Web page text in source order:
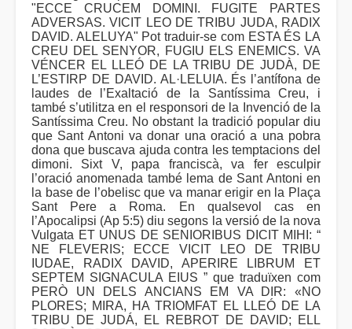
"ECCE CRUCEM DOMINI. FUGITE PARTES
ADVERSAS. VICIT LEO DE TRIBU JUDA, RADIX
DAVID. ALELUYA" Pot traduir-se com ESTA ÉS LA
CREU DEL SENYOR, FUGIU ELS ENEMICS. VA
VÉNCER EL LLEÓ DE LA TRIBU DE JUDÀ, DE
L’ESTIRP DE DAVID. AL·LELUIA. És l’antífona de
laudes de l’Exaltació de la Santíssima Creu, i
també s’utilitza en el responsori de la Invenció de la
Santíssima Creu. No obstant la tradició popular diu
que Sant Antoni va donar una oració a una pobra
dona que buscava ajuda contra les temptacions del
dimoni. Sixt V, papa franciscà, va fer esculpir
l’oració anomenada també lema de Sant Antoni en
la base de l’obelisc que va manar erigir en la Plaça
Sant Pere a Roma. En qualsevol cas en
l’Apocalipsi (Ap 5:5) diu segons la versió de la nova
Vulgata ET UNUS DE SENIORIBUS DICIT MIHI: “
NE FLEVERIS; ECCE VICIT LEO DE TRIBU
IUDAE, RADIX DAVID, APERIRE LIBRUM ET
SEPTEM SIGNACULA EIUS ” que traduïxen com
PERÒ UN DELS ANCIANS EM VA DIR: «NO
PLORES; MIRA, HA TRIOMFAT EL LLEÓ DE LA
TRIBU DE JUDÁ, EL REBROT DE DAVID; ELL